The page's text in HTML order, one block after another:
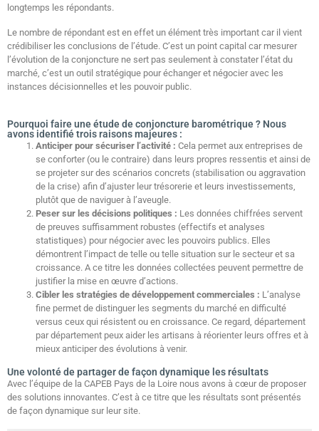
longtemps les répondants.
Le nombre de répondant est en effet un élément très important car il vient
crédibiliser les conclusions de l’étude. C’est un point capital car mesurer
l’évolution de la conjoncture ne sert pas seulement à constater l’état du
marché, c’est un outil stratégique pour échanger et négocier avec les
instances décisionnelles et les pouvoir public.
Pourquoi faire une étude de conjoncture barométrique ? Nous
avons identifié trois raisons majeures :
Anticiper pour sécuriser l’activité : Cela permet aux entreprises de
se conforter (ou le contraire) dans leurs propres ressentis et ainsi de
se projeter sur des scénarios concrets (stabilisation ou aggravation
de la crise) afin d’ajuster leur trésorerie et leurs investissements,
plutôt que de naviguer à l’aveugle.
Peser sur les décisions politiques : Les données chiffrées servent
de preuves suffisamment robustes (effectifs et analyses
statistiques) pour négocier avec les pouvoirs publics. Elles
démontrent l’impact de telle ou telle situation sur le secteur et sa
croissance. A ce titre les données collectées peuvent permettre de
justifier la mise en œuvre d’actions.
Cibler les stratégies de développement commerciales : L’analyse
fine permet de distinguer les segments du marché en difficulté
versus ceux qui résistent ou en croissance. Ce regard, département
par département peux aider les artisans à réorienter leurs offres et à
mieux anticiper des évolutions à venir.
Une volonté de partager de façon dynamique les résultats
Avec l’équipe de la CAPEB Pays de la Loire nous avons à cœur de proposer
des solutions innovantes. C’est à ce titre que les résultats sont présentés
de façon dynamique sur leur site.